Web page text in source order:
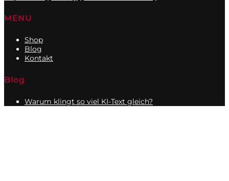
MENU
Shop
Blog
Kontakt
Blog
Warum klingt so viel KI-Text gleich?